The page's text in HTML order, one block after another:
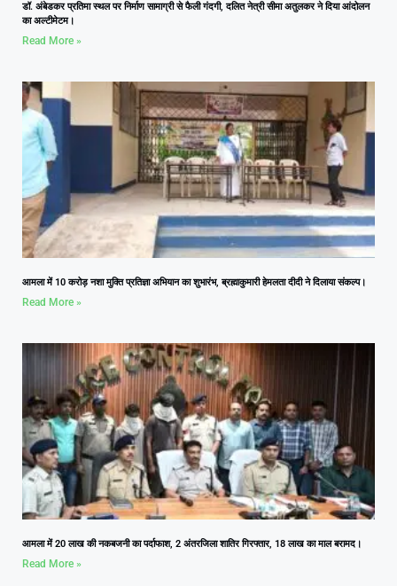
डॉ. अंबेडकर प्रतिमा स्थल पर निर्माण सामाग्री से फैली गंदगी, दलित नेत्री सीमा अतुलकर ने दिया आंदोलन
का अल्टीमेटम।
Read More »
आमला में 10 करोड़ नशा मुक्ति प्रतिज्ञा अभियान का शुभारंभ, ब्रह्माकुमारी हेमलता दीदी ने दिलाया संकल्प।
Read More »
आमला में 20 लाख की नकबजनी का पर्दाफाश, 2 अंतरजिला शातिर गिरफ्तार, 18 लाख का माल बरामद।
Read More »